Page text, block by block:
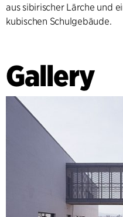
aus sibirischer Lärche und
kubischen Schulgebäude.
Gallery